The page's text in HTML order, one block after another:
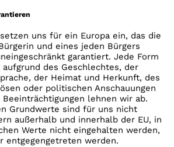
setzen uns für ein Europa ein, das die
und eines jeden Bürgers
garantiert. Jede Form
des Geschlechtes, der
der Heimat und Herkunft, des
oder politischen Anschauungen
lehnen wir ab.
Grundwerte sind für uns nicht
außerhalb und innerhalb der EU, in
Werte nicht eingehalten werden,
entgegengetreten werden.